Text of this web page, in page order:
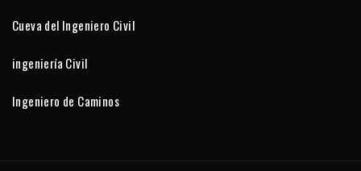
Cueva del Ingeniero Civil
ingeniería Civil
Ingeniero de Caminos